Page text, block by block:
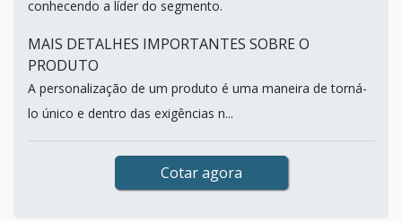
conhecendo a líder do segmento.
MAIS DETALHES IMPORTANTES SOBRE O
PRODUTO
A personalização de um produto é uma maneira de torná-
lo único e dentro das exigências n...
Cotar agora